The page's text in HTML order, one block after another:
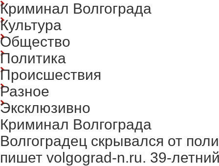
Криминал Волгограда
Культура
Общество
Политика
Происшествия
Разное
Эксклюзивно
Криминал Волгограда
Волгоградец скрывался от
пишет volgograd-n.ru. 39-